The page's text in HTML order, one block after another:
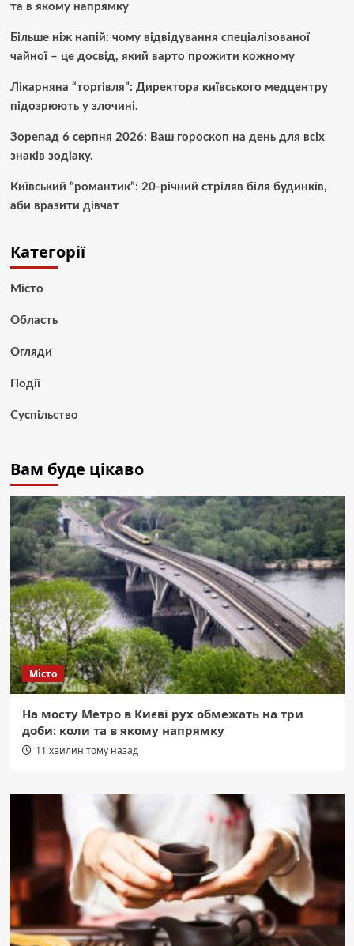
та в якому напрямку
Більше ніж напій: чому відвідування спеціалізованої
чайної – це досвід, який варто прожити кожному
Лікарняна “торгівля”: Директора київського медцентру
підозрюють у злочині.
Зорепад 6 серпня 2026: Ваш гороскоп на день для всіх
знаків зодіаку.
Київський “романтик”: 20-річний стріляв біля будинків,
аби вразити дівчат
Категорії
Місто
Область
Огляди
Події
Суспільство
Вам буде цікаво
Місто
На мосту Метро в Києві рух обмежать на три
доби: коли та в якому напрямку
11 хвилин тому назад